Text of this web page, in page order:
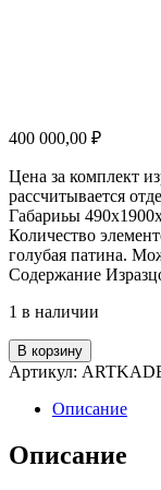
400 000,00 ₽
Цена за комплект
рассчитывается
Габариьы
Количество
голубая патина.
Содержание
1 в наличии
Количество
товара
Угловой
камин
В корзину
Артикул:
Описание
Описание